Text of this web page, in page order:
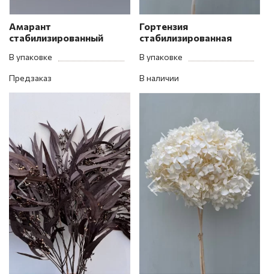
Амарант
стабилизированный
В упаковке
Предзаказ
Гортензия
стабилизированная
В упаковке
В наличии